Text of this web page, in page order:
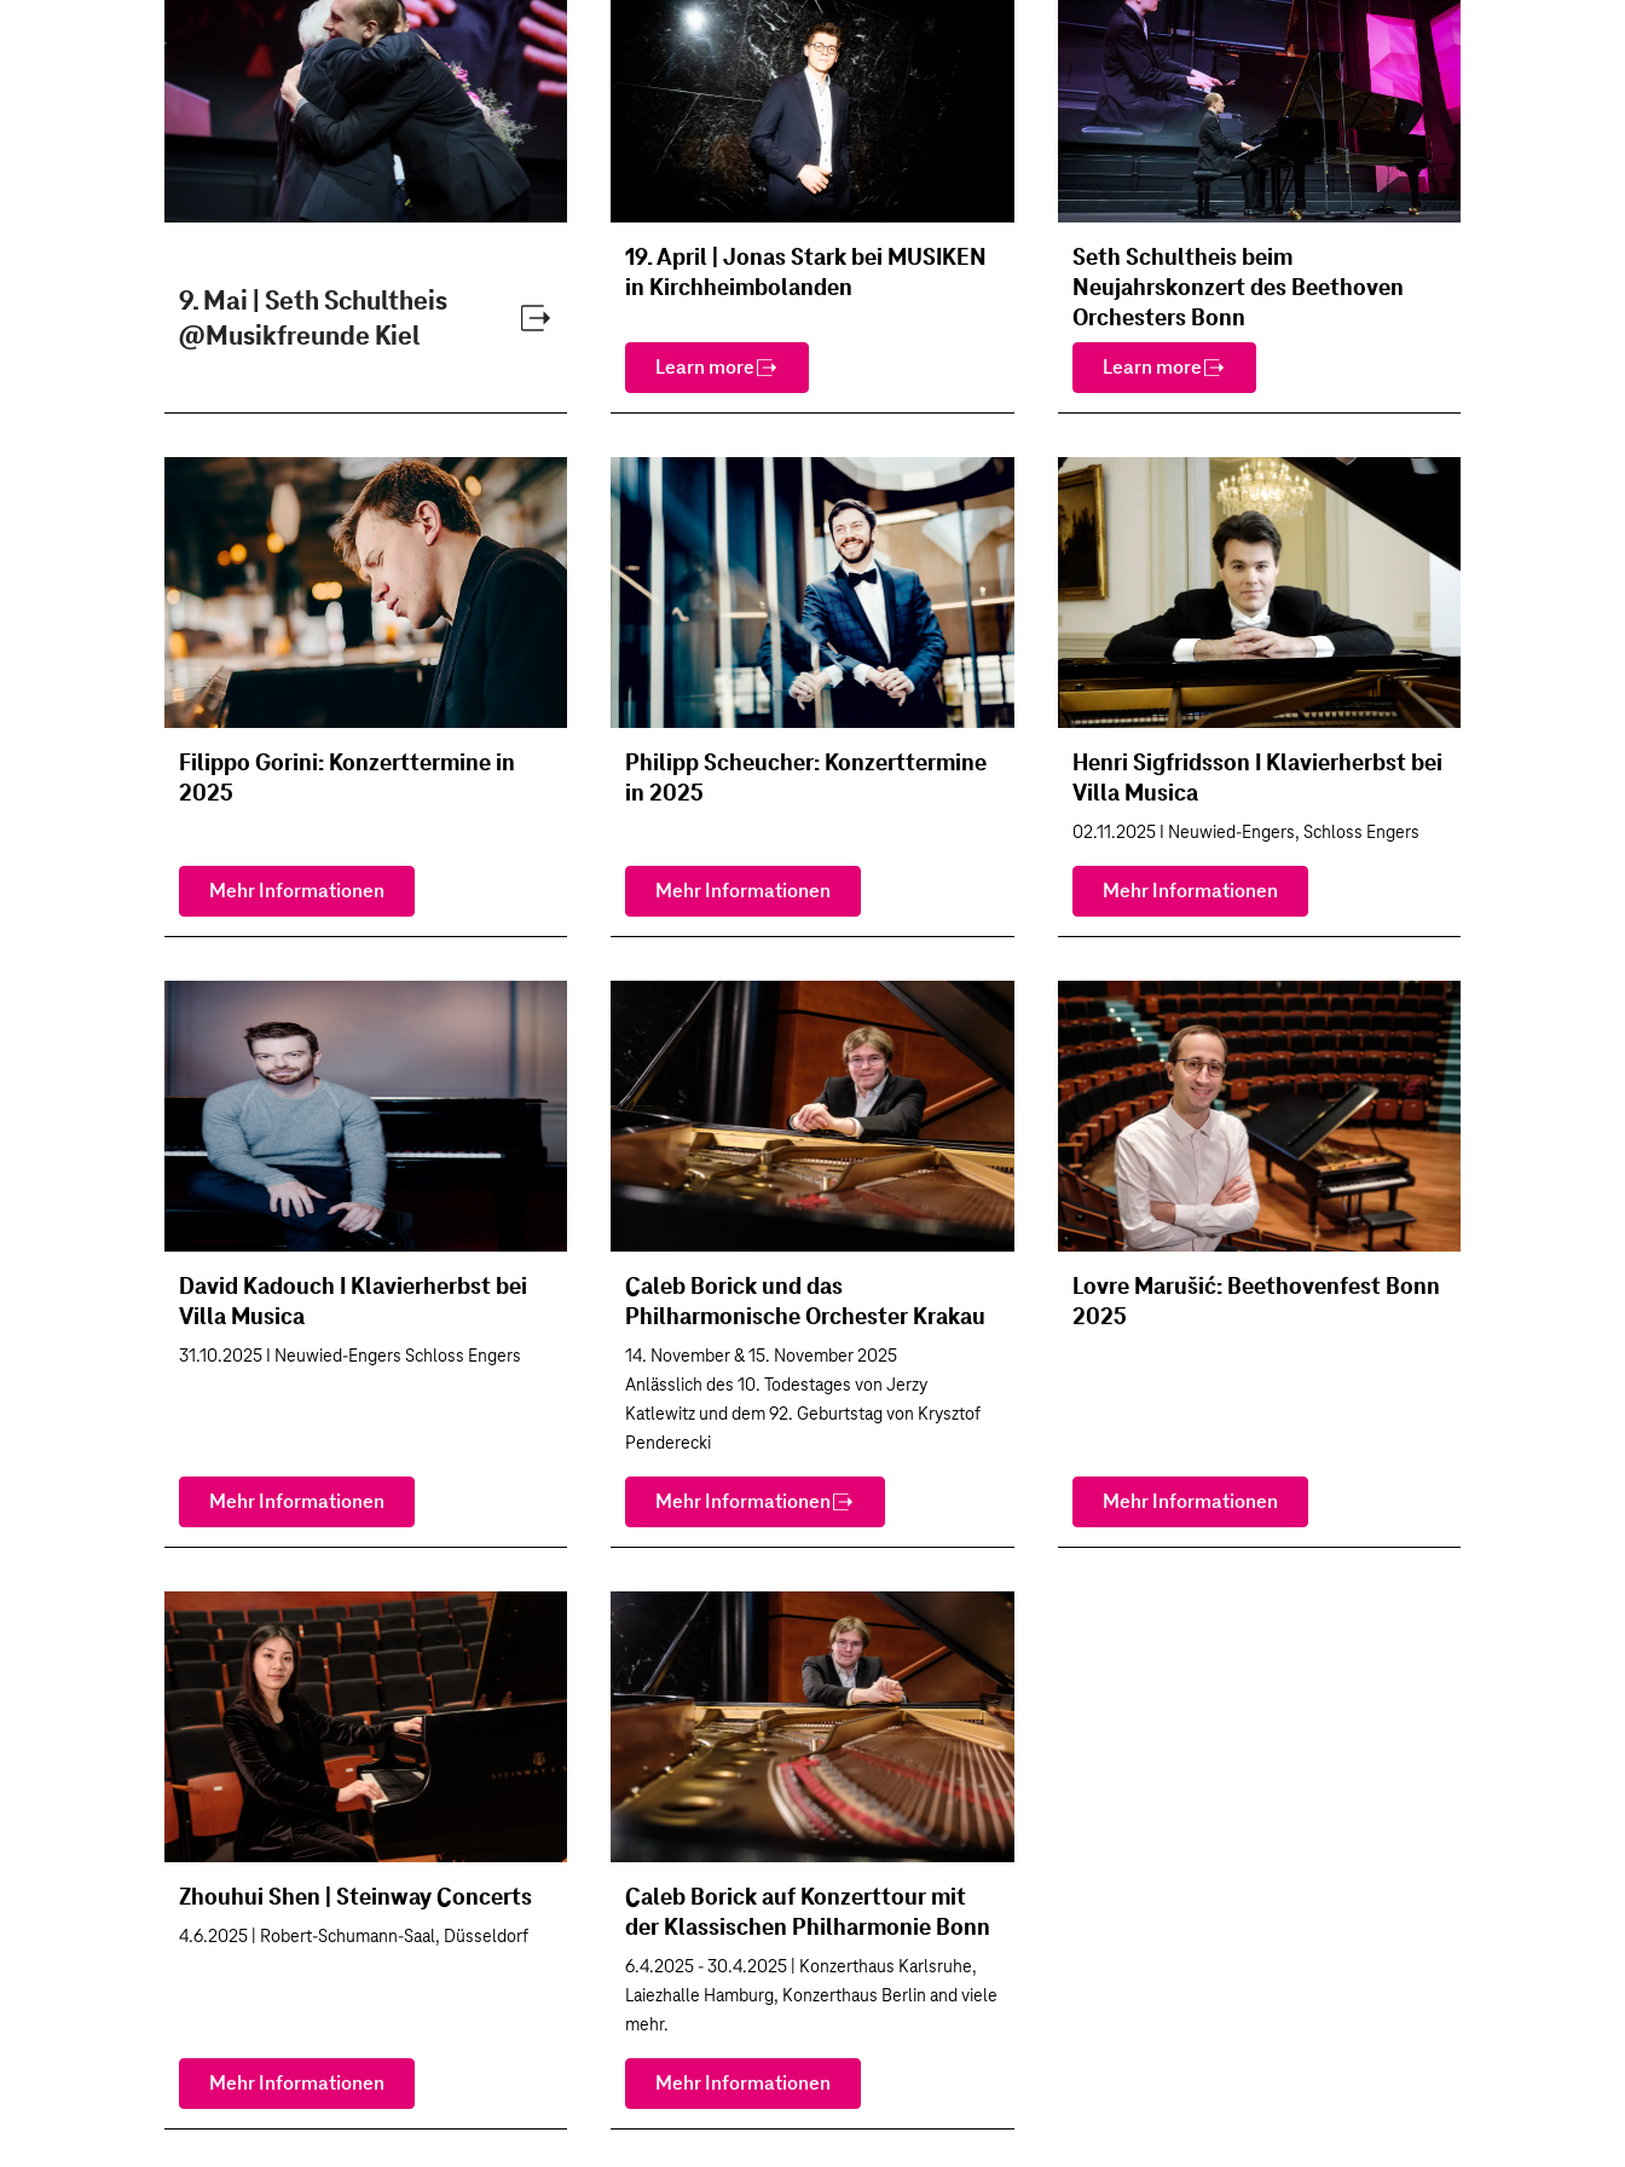
9. Mai | Seth Schultheis
@Musikfreunde Kiel
19. April | Jonas Stark bei MUSIKEN
in Kirchheimbolanden
Learn more
Seth Schultheis beim
Neujahrskonzert des Beethoven
Orchesters Bonn
Learn more
Filippo Gorini: Konzerttermine in
2025
Mehr Informationen
Philipp Scheucher: Konzerttermine
in 2025
Mehr Informationen
Henri Sigfridsson I Klavierherbst bei
Villa Musica
02.11.2025 I Neuwied-Engers, Schloss Engers
Mehr Informationen
David Kadouch I Klavierherbst bei
Villa Musica
31.10.2025 I Neuwied-Engers Schloss Engers
Mehr Informationen
Caleb Borick und das
Philharmonische Orchester Krakau
14. November & 15. November 2025
Anlässlich des 10. Todestages von Jerzy
Katlewitz und dem 92. Geburtstag von Krysztof
Penderecki
Mehr Informationen
Lovre Marušić: Beethovenfest Bonn
2025
Mehr Informationen
Zhouhui Shen | Steinway Concerts
4.6.2025 | Robert-Schumann-Saal, Düsseldorf
Mehr Informationen
Caleb Borick auf Konzerttour mit
der Klassischen Philharmonie Bonn
6.4.2025 - 30.4.2025 | Konzerthaus Karlsruhe,
Laiezhalle Hamburg, Konzerthaus Berlin and viele
mehr.
Mehr Informationen